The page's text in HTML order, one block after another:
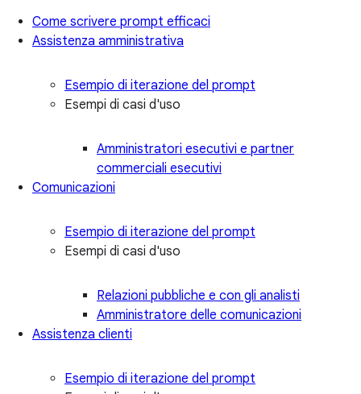
Come scrivere prompt efficaci
Assistenza amministrativa
Esempio di iterazione del prompt
Esempi di casi d'uso
Amministratori esecutivi e partner
commerciali esecutivi
Comunicazioni
Esempio di iterazione del prompt
Esempi di casi d'uso
Relazioni pubbliche e con gli analisti
Amministratore delle comunicazioni
Assistenza clienti
Esempio di iterazione del prompt